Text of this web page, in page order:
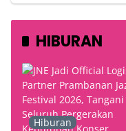
HIBURAN
Hiburan